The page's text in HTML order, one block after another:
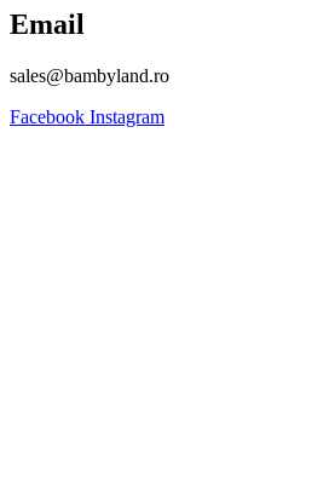
Email
sales@bambyland.ro​
Facebook Instagram